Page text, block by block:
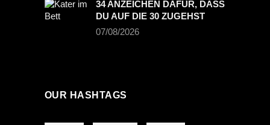
34 ANZEICHEN DAFÜR, DASS
DU AUF DIE 30 ZUGEHST
07/08/2026
OUR HASHTAGS